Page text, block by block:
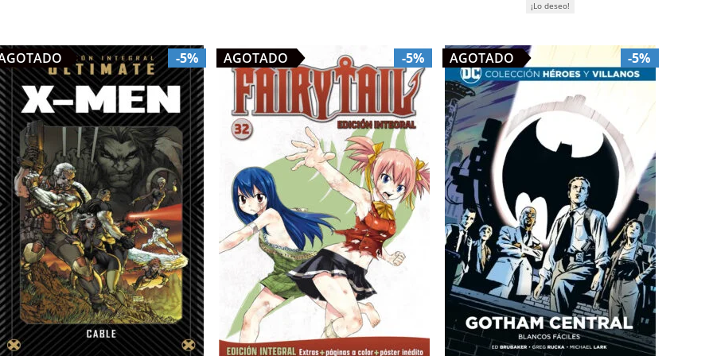
¡Lo deseo!
-5% -5%
AGOTADO -5%
AGOTADO